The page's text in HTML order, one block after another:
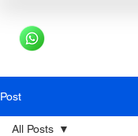
Post
All Posts